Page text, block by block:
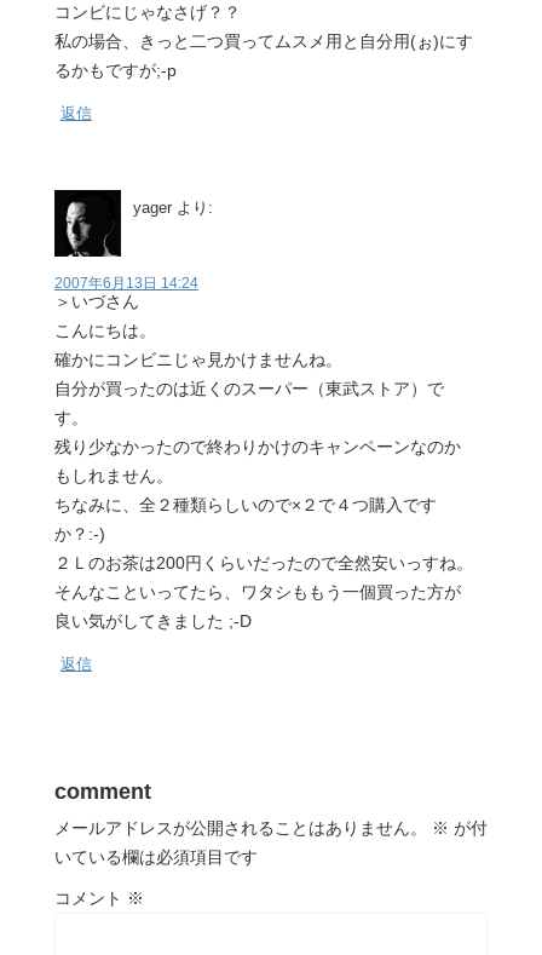
コンビにじゃなさげ？？
私の場合、きっと二つ買ってムスメ用と自分用(ぉ)にす
るかもですが;-p
返信
yager より:
2007年6月13日 14:24
＞いづさん
こんにちは。
確かにコンビニじゃ見かけませんね。
自分が買ったのは近くのスーパー（東武ストア）で
す。
残り少なかったので終わりかけのキャンペーンなのか
もしれません。
ちなみに、全２種類らしいので×２で４つ購入です
か？:-)
２Ｌのお茶は200円くらいだったので全然安いっすね。
そんなこといってたら、ワタシももう一個買った方が
良い気がしてきました ;-D
返信
comment
メールアドレスが公開されることはありません。 ※ が付
いている欄は必須項目です
コメント ※